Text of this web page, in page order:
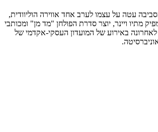
הסביבה עטה על עצמו לערב אחד אווירה הוליוודית,
מתיו ויינר, יוצר סדרת הפולחן "מד מן" ומכותבי
באירוע של המועדון העסקי-אקדמי של